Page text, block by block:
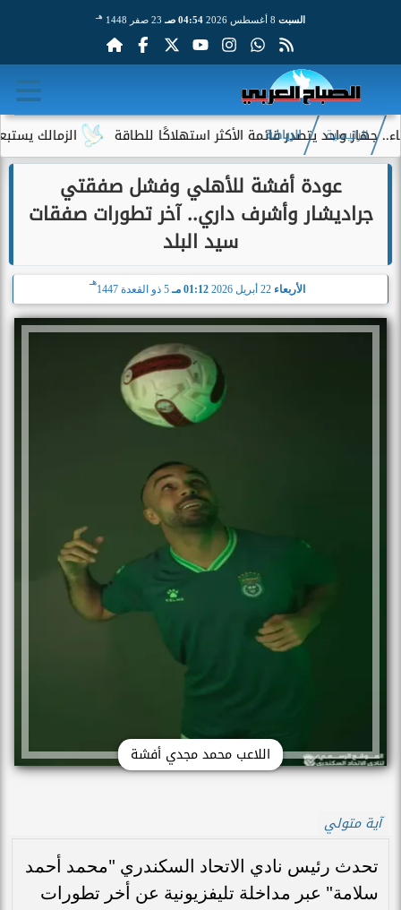
السبت 04:54 صـ 23 صفر 1448 هـ
الزمالك يستبعد 4 لاعبين شباب من حساباته في الموسم الجديد يتصدر قائمة الأكثر استهلاكًا للطاقة
الرئيسية الرياضة
عودة أفشة للأهلي وفشل صفقتي
جراديشار وأشرف داري.. آخر تطورات صفقات
سيد البلد
الأربعاء 22 أبريل 2026 01:12 مـ 5 ذو القعدة 1447
هـ
اللاعب محمد مجدي أفشة
آية متولي
تحدث رئيس نادي الاتحاد السكندري "محمد أحمد
سلامة" عبر مداخلة تليفزيونية عن أخر تطورات